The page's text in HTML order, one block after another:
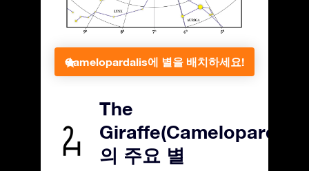
Camelopardalis에 별을 배치하세요!
The
의 주요 별